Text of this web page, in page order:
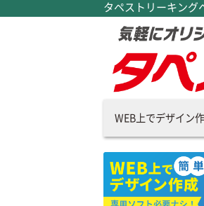
タペストリーキング
WEB上でデザイン